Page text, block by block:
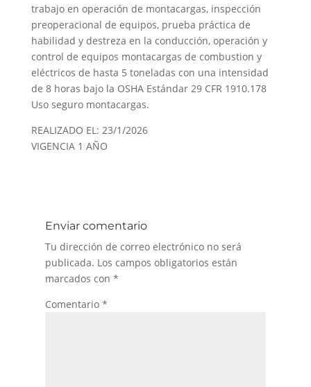
trabajo en operación de montacargas, inspección
preoperacional de equipos, prueba práctica de
habilidad y destreza en la conducción, operación y
control de equipos montacargas de combustion y
eléctricos de hasta 5 toneladas con una intensidad
de 8 horas bajo la OSHA Estándar 29 CFR 1910.178
Uso seguro montacargas.
REALIZADO EL: 23/1/2026
VIGENCIA 1 AÑO
Enviar comentario
Tu dirección de correo electrónico no será
publicada. Los campos obligatorios están
marcados con *
Comentario *